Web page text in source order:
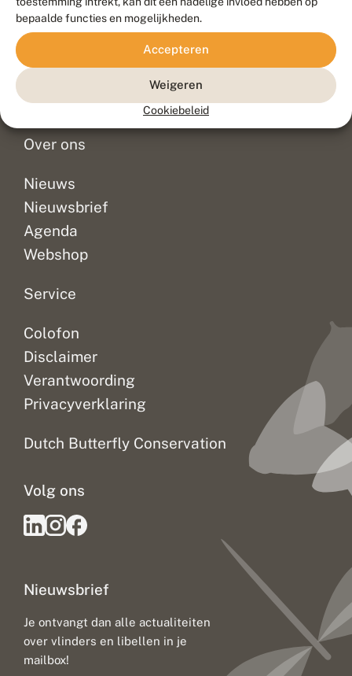
bepaalde functies en mogelijkheden.
Accepteren
Weigeren
Cookiebeleid
Contact
Veelgestelde vragen
Doneer
Over ons
Nieuws
Nieuwsbrief
Agenda
Webshop
Service
Colofon
Disclaimer
Verantwoording
Privacyverklaring
Dutch Butterfly Conservation
Nieuwsbrief
Je ontvangt dan alle actualiteiten
over vlinders en libellen in je
mailbox!
Volg ons
Privacy
Disclaimer
Sitemap